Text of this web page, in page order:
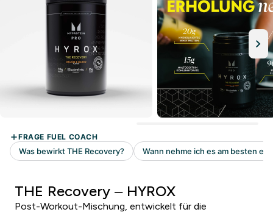
THE Recovery – HYROX
Post-Workout-Mischung, entwickelt für die